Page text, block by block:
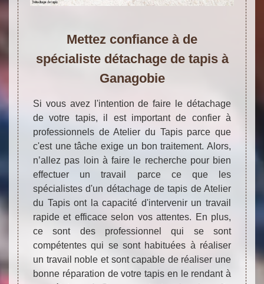
Mettez confiance à de
spécialiste détachage de tapis à
Ganagobie
Si vous avez l'intention de faire le détachage
de votre tapis, il est important de confier à
professionnels de Atelier du Tapis parce que
c'est une tâche exige un bon traitement. Alors,
n’allez pas loin à faire le recherche pour bien
effectuer un travail parce ce que les
spécialistes d'un détachage de tapis de Atelier
du Tapis ont la capacité d'intervenir un travail
rapide et efficace selon vos attentes. En plus,
ce sont des professionnel qui se sont
compétentes qui se sont habituées à réaliser
un travail noble et sont capable de réaliser une
bonne réparation de votre tapis en le rendant à